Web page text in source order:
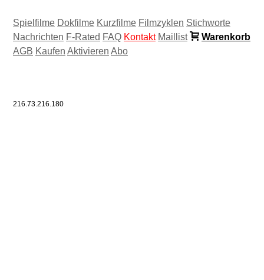
Spielfilme Dokfilme Kurzfilme Filmzyklen Stichworte
Nachrichten F-Rated FAQ Kontakt Maillist
Warenkorb
AGB Kaufen Aktivieren Abo
216.73.216.180